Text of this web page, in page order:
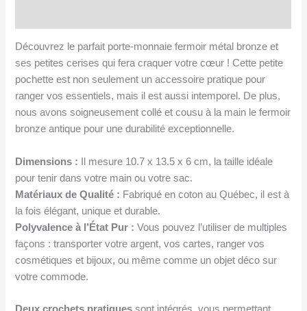
Découvrez le parfait porte-monnaie fermoir métal bronze et
ses petites cerises qui fera craquer votre cœur ! Cette petite
pochette est non seulement un accessoire pratique pour
ranger vos essentiels, mais il est aussi intemporel. De plus,
nous avons soigneusement collé et cousu à la main le fermoir
bronze antique pour une durabilité exceptionnelle.
Dimensions : Il mesure 10.7 x 13.5 x 6 cm, la taille idéale
pour tenir dans votre main ou votre sac.
Matériaux de Qualité : Fabriqué en coton au Québec, il est à
la fois élégant, unique et durable.
Polyvalence à l’État Pur : Vous pouvez l’utiliser de multiples
façons : transporter votre argent, vos cartes, ranger vos
cosmétiques et bijoux, ou même comme un objet déco sur
votre commode.